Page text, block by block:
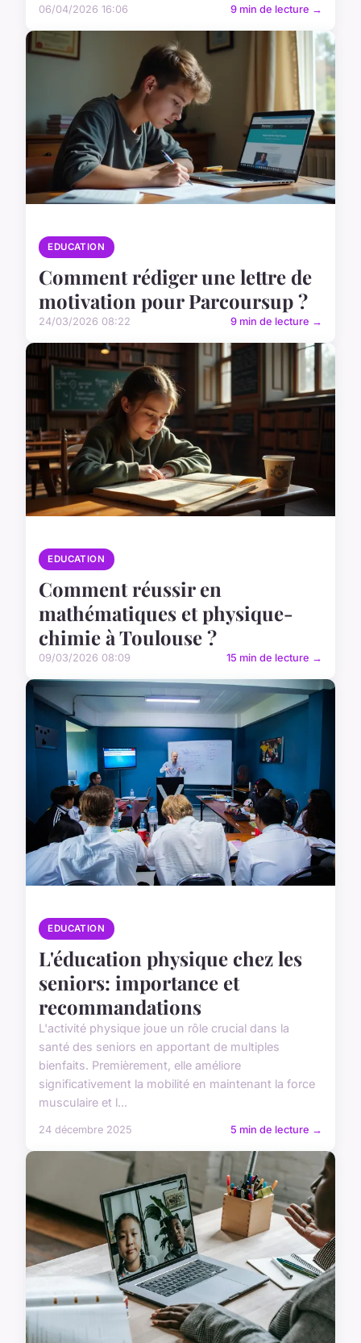
06/04/2026 16:06 9 min de lecture →
EDUCATION
Comment rédiger une lettre de
motivation pour Parcoursup ?
24/03/2026 08:22 9 min de lecture →
EDUCATION
Comment réussir en
mathématiques et physique-
chimie à Toulouse ?
09/03/2026 08:09 15 min de lecture →
EDUCATION
L'éducation physique chez les
seniors: importance et
recommandations
L'activité physique joue un rôle crucial dans la
santé des seniors en apportant de multiples
bienfaits. Premièrement, elle améliore
significativement la mobilité en maintenant la force
musculaire et l...
24 décembre 2025 5 min de lecture →